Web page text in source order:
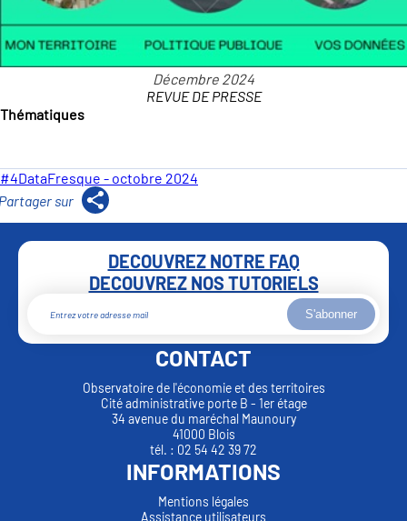
REVUE DE PRESSE
Thématiques
#4DataFresque - octobre 2024
DECOUVREZ NOTRE FAQ
DECOUVREZ NOS TUTORIELS
S'abonner
CONTACT
Observatoire de l'économie et des territoires
Cité administrative porte B - 1er étage
34 avenue du maréchal Maunoury
41000 Blois
tél. : 02 54 42 39 72
INFORMATIONS
Mentions légales
Assistance utilisateurs